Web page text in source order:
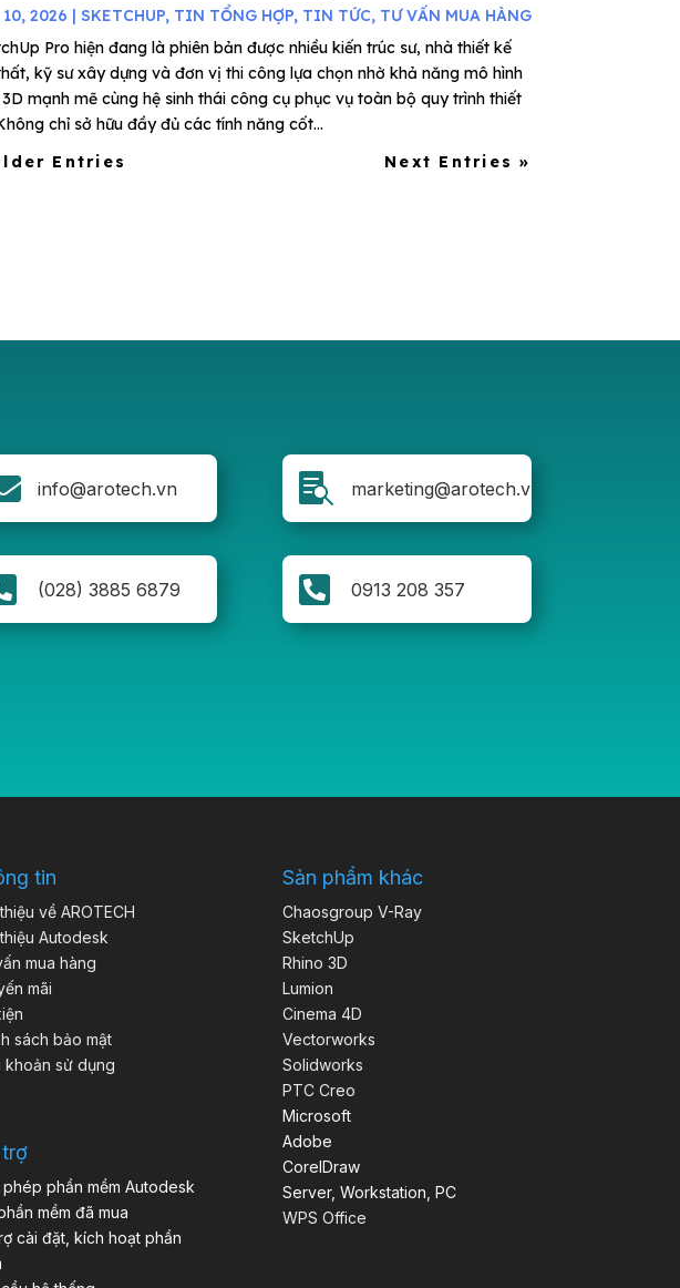
2026 | SKETCHUP, TIN TỔNG HỢP, TIN TỨC, TƯ VẤN MUA HÀNG
Pro hiện đang là phiên bản được nhiều kiến trúc sư, nhà thiết kế
kỹ sư xây dựng và đơn vị thi công lựa chọn nhờ khả năng mô hình
mạnh mẽ cùng hệ sinh thái công cụ phục vụ toàn bộ quy trình thiết
chỉ sở hữu đầy đủ các tính năng cốt...
Entries
Next Entries »
info@arotech.vn
(028) 3885 6879
 marketing@arotech.vn
 0913 208 357
tin
về AROTECH
Autodesk
mua hàng
mãi
sách bảo mật
khoản sử dụng
phần mềm Autodesk
mềm đã mua
cài đặt, kích hoạt phần
Sản phẩm khác
Chaosgroup V-Ray
SketchUp
Rhino 3D
Lumion
Cinema 4D
Vectorworks
Solidworks
PTC Creo
Microsoft
Adobe
CorelDraw
Server, Workstation, PC
WPS Office